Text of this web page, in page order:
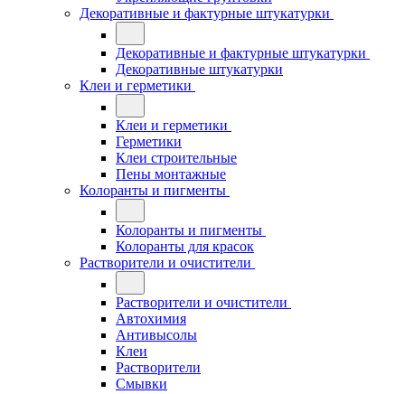
Декоративные и фактурные штукатурки
Декоративные и фактурные штукатурки
Декоративные штукатурки
Клеи и герметики
Клеи и герметики
Герметики
Клеи строительные
Пены монтажные
Колоранты и пигменты
Колоранты и пигменты
Колоранты для красок
Растворители и очистители
Растворители и очистители
Автохимия
Антивысолы
Клеи
Растворители
Смывки